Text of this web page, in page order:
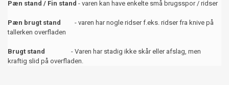
Pæn stand / Fin stand - varen kan have enkelte små brugsspor / ridser
Pæn brugt stand
- varen har nogle ridser f.eks. ridser fra knive på
tallerken overfladen
Brugt stand
- Varen har stadig ikke skår eller afslag, men
kraftig slid på overfladen.